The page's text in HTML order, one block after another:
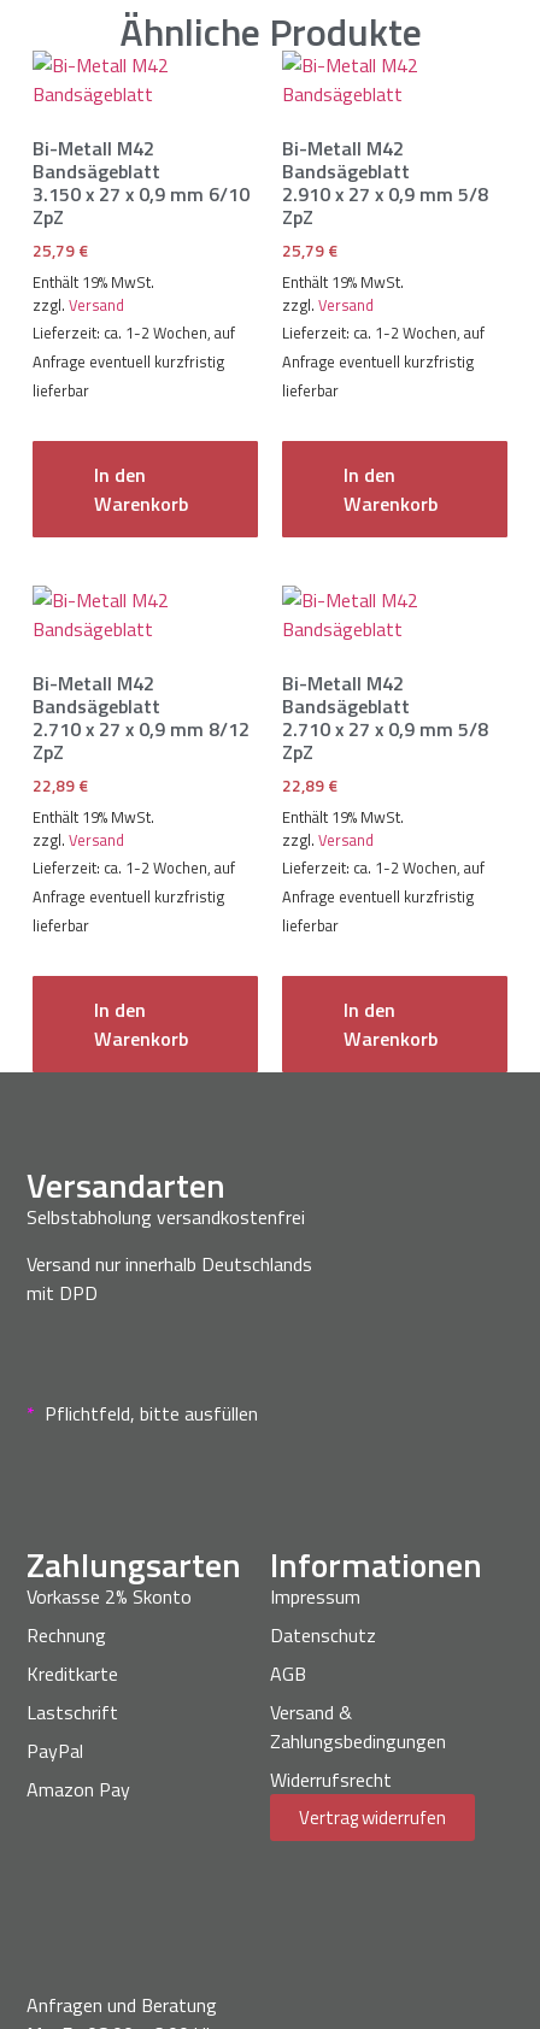
Ähnliche Produkte
Bi-Metall M42
Bandsägeblatt
3.150 x 27 x 0,9 mm 6/10
ZpZ
25,79€
Enthält 19% MwSt.
zzgl. Versand
Lieferzeit: ca. 1-2 Wochen, auf
Anfrage eventuell kurzfristig
lieferbar
In den
Warenkorb
Bi-Metall M42
Bandsägeblatt
2.910 x 27 x 0,9 mm 5/8
ZpZ
25,79€
Enthält 19% MwSt.
zzgl. Versand
Lieferzeit: ca. 1-2 Wochen, auf
Anfrage eventuell kurzfristig
lieferbar
In den
Warenkorb
Bi-Metall M42
Bandsägeblatt
2.710 x 27 x 0,9 mm 8/12
ZpZ
22,89€
Enthält 19% MwSt.
zzgl. Versand
Lieferzeit: ca. 1-2 Wochen, auf
Anfrage eventuell kurzfristig
lieferbar
In den
Warenkorb
Bi-Metall M42
Bandsägeblatt
2.710 x 27 x 0,9 mm 5/8
ZpZ
22,89€
Enthält 19% MwSt.
zzgl. Versand
Lieferzeit: ca. 1-2 Wochen, auf
Anfrage eventuell kurzfristig
lieferbar
In den
Warenkorb
Anfragen und Beratung
Informationen
Impressum
Datenschutz
AGB
Versand &
Zahlungsbedingungen
Widerrufsrecht
Vertrag widerrufen
Zahlungsarten
Vorkasse 2% Skonto
Rechnung
Kreditkarte
Lastschrift
PayPal
Amazon Pay
Versandarten
Selbstabholung versandkostenfrei
Versand nur innerhalb Deutschlands
mit DPD
* Pflichtfeld, bitte ausfüllen